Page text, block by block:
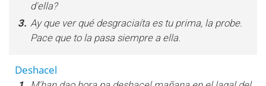
d'ella?
3. Ay que ver qué desgraciaíta es tu prima, la probe.
Pace que to la pasa siempre a ella.
Deshacel